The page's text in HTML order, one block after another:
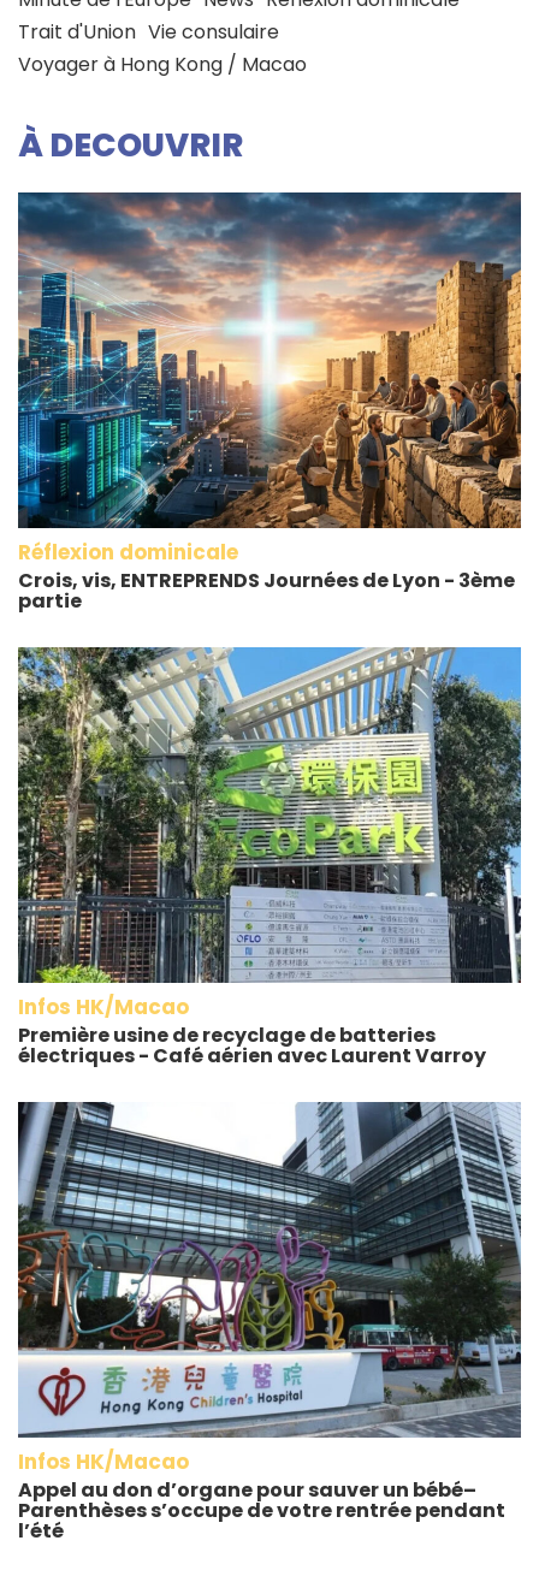
Trait d'Union Vie consulaire
Voyager à Hong Kong / Macao
À DECOUVRIR
Réflexion dominicale
Crois, vis, ENTREPRENDS Journées de Lyon - 3ème
partie
Infos HK/Macao
Première usine de recyclage de batteries
électriques - Café aérien avec Laurent Varroy
Infos HK/Macao
Appel au don d’organe pour sauver un bébé–
Parenthèses s’occupe de votre rentrée pendant
l’été